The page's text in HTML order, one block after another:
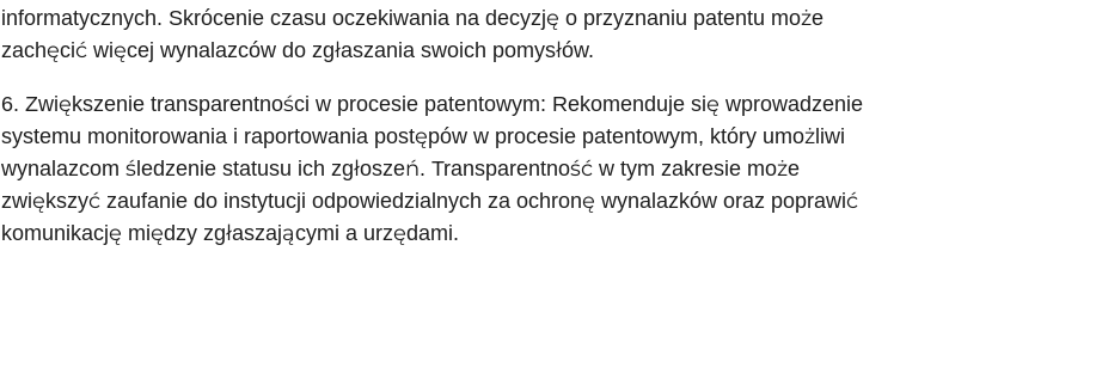
informatycznych. Skrócenie czasu oczekiwania na decyzję o przyznaniu patentu może
zachęcić więcej wynalazców do zgłaszania swoich pomysłów.
6. Zwiększenie transparentności w procesie patentowym: Rekomenduje się wprowadzenie
systemu monitorowania i raportowania postępów w procesie patentowym, który umożliwi
wynalazcom śledzenie statusu ich zgłoszeń. Transparentność w tym zakresie może
zwiększyć zaufanie do instytucji odpowiedzialnych za ochronę wynalazków oraz poprawić
komunikację między zgłaszającymi a urzędami.